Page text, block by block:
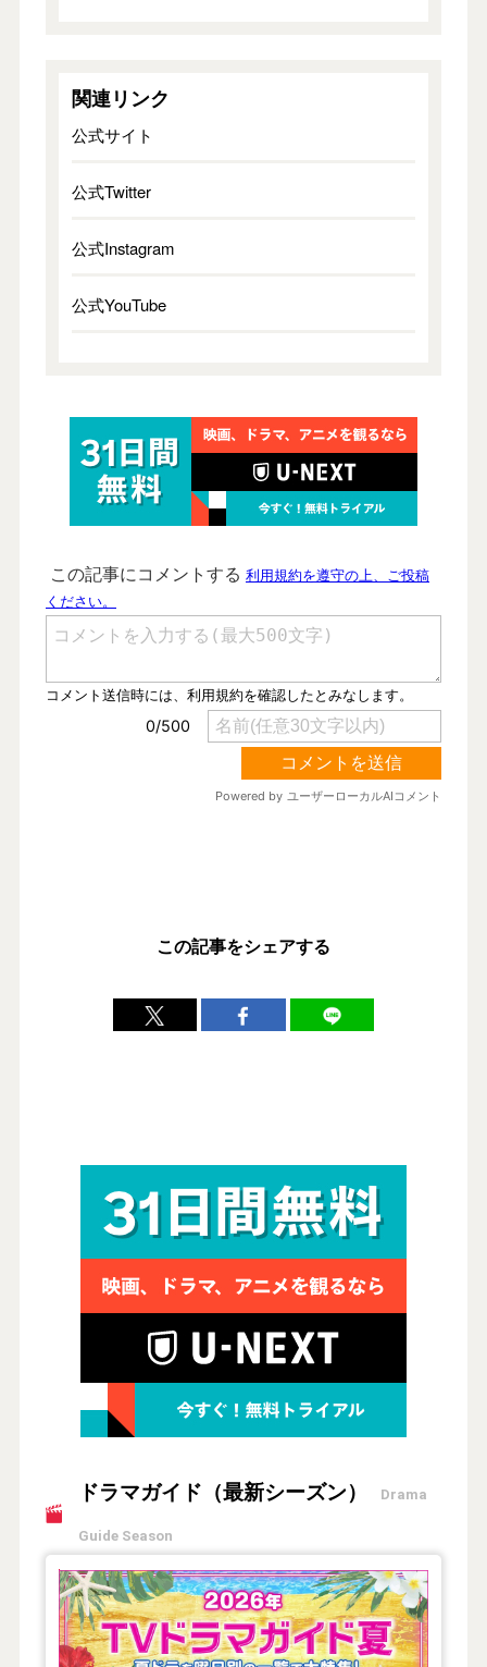
関連リンク
公式サイト
公式Twitter
公式Instagram
公式YouTube
この記事をシェアする
ドラマガイド（最新シーズン） Drama
Guide Season
【2026年夏】TVドラマガイド